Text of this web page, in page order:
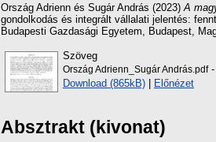
Ország Adrienn és Sugár András (2023) A
gondolkodás és integrált vállalati jelentés:
Budapesti Gazdasági Egyetem, Budapest,
Szöveg
Ország Adrienn_Sugár András.pdf-
Download (865kB) | Előnézet
Absztrakt (kivonat)